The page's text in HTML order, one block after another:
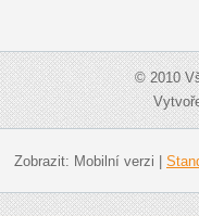
© 2010
Zobrazit: Mobilní verzi